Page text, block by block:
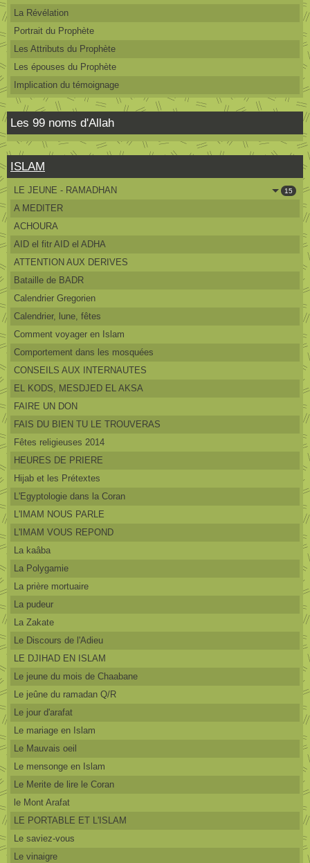
La Révélation
Portrait du Prophète
Les Attributs du Prophète
Les épouses du Prophète
Implication du témoignage
Les 99 noms d'Allah
ISLAM
LE JEUNE - RAMADHAN 15
A MEDITER
ACHOURA
AID el fitr AID el ADHA
ATTENTION AUX DERIVES
Bataille de BADR
Calendrier Gregorien
Calendrier, lune, fêtes
Comment voyager en Islam
Comportement dans les mosquées
CONSEILS AUX INTERNAUTES
EL KODS, MESDJED EL AKSA
FAIRE UN DON
FAIS DU BIEN TU LE TROUVERAS
Fêtes religieuses 2014
HEURES DE PRIERE
Hijab et les Prétextes
L'Egyptologie dans la Coran
L'IMAM NOUS PARLE
L'IMAM VOUS REPOND
La kaâba
La Polygamie
La prière mortuaire
La pudeur
La Zakate
Le Discours de l'Adieu
LE DJIHAD EN ISLAM
Le jeune du mois de Chaabane
Le jeûne du ramadan Q/R
Le jour d'arafat
Le mariage en Islam
Le Mauvais oeil
Le mensonge en Islam
Le Merite de lire le Coran
le Mont Arafat
LE PORTABLE ET L'ISLAM
Le saviez-vous
Le vinaigre